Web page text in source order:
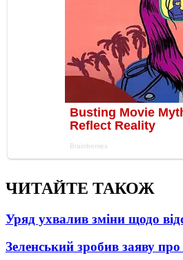
ЧИТАЙТЕ ТАКОЖ
Уряд ухвалив зміни щодо
Зеленський зробив заяву